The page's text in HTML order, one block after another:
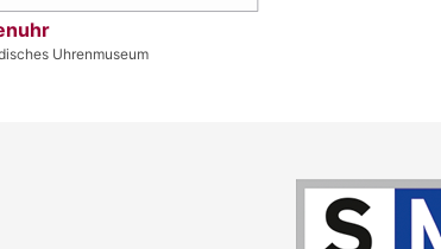
Uhrenmuseum